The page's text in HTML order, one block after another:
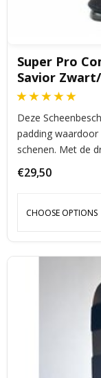
Super Pro
Savior
Deze
padding
schenen. Met de
onder de voet
bescherming.
€29,50
CHOOSE OPTIONS